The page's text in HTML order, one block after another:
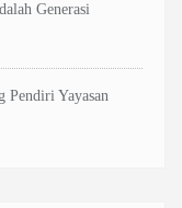
Generasi
Pendiri Yayasan